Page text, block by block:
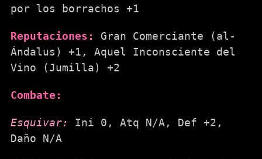
por los borrachos +1
Reputaciones:
Gran Comerciante (al-
Ándalus) +1, Aquel Inconsciente del
Vino (Jumilla) +2
Combate:
Esquivar:
Ini 0, Atq N/A, Def +2,
Daño N/A